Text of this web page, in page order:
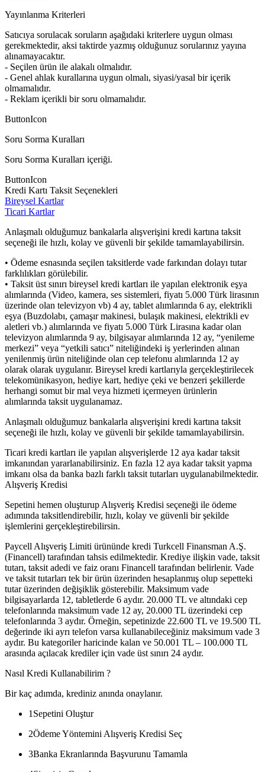
Yayınlanma Kriterleri
Satıcıya sorulacak soruların aşağıdaki kriterlere uygun olması
gerekmektedir, aksi taktirde yazmış olduğunuz sorularınız yayına
alınamayacaktır.
- Seçilen ürün ile alakalı olmalıdır.
- Genel ahlak kurallarına uygun olmalı, siyasi/yasal bir içerik
olmamalıdır.
- Reklam içerikli bir soru olmamalıdır.
ButtonIcon
Soru Sorma Kuralları
Soru Sorma Kuralları içeriği.
ButtonIcon
Kredi Kartı Taksit Seçenekleri
Bireysel Kartlar
Ticari Kartlar
Anlaşmalı olduğumuz bankalarla alışverişini kredi kartına taksit
seçeneği ile hızlı, kolay ve güvenli bir şekilde tamamlayabilirsin.
• Ödeme esnasında seçilen taksitlerde vade farkından dolayı tutar
farklılıkları görülebilir.
• Taksit üst sınırı bireysel kredi kartları ile yapılan elektronik eşya
alımlarında (Video, kamera, ses sistemleri, fiyatı 5.000 Türk lirasının
üzerinde olan televizyon vb) 4 ay, tablet alımlarında 6 ay, elektrikli
eşya (Buzdolabı, çamaşır makinesi, bulaşık makinesi, elektrikli ev
aletleri vb.) alımlarında ve fiyatı 5.000 Türk Lirasına kadar olan
televizyon alımlarında 9 ay, bilgisayar alımlarında 12 ay, “yenileme
merkezi” veya “yetkili satıcı” niteliğindeki iş yerlerinden alınan
yenilenmiş ürün niteliğinde olan cep telefonu alımlarında 12 ay
olarak olarak uygulanır. Bireysel kredi kartlarıyla gerçekleştirilecek
telekomünikasyon, hediye kart, hediye çeki ve benzeri şekillerde
herhangi somut bir mal veya hizmeti içermeyen ürünlerin
alımlarında taksit uygulanamaz.
Anlaşmalı olduğumuz bankalarla alışverişini kredi kartına taksit
seçeneği ile hızlı, kolay ve güvenli bir şekilde tamamlayabilirsin.
Ticari kredi kartları ile yapılan alışverişlerde 12 aya kadar taksit
imkanından yararlanabilirsiniz. En fazla 12 aya kadar taksit yapma
imkanı olsa da banka bazlı farklı taksit tutarları uygulanabilmektedir.
Alışveriş Kredisi
Sepetini hemen oluşturup Alışveriş Kredisi seçeneği ile ödeme
adımında taksitlendirebilir, hızlı, kolay ve güvenli bir şekilde
işlemlerini gerçekleştirebilirsin.
Paycell Alışveriş Limiti ürününde kredi Turkcell Finansman A.Ş.
(Financell) tarafından tahsis edilmektedir. Krediye ilişkin vade, taksit
tutarı, taksit adedi ve faiz oranı Financell tarafından belirlenir. Vade
ve taksit tutarları tek bir ürün üzerinden hesaplanmış olup sepetteki
tutar üzerinden değişiklik gösterebilir. Maksimum vade
bilgisayarlarda 12, tabletlerde 6 aydır. 20.000 TL ve altındaki cep
telefonlarında maksimum vade 12 ay, 20.000 TL üzerindeki cep
telefonlarında 3 aydır. Örneğin, sepetinizde 22.600 TL ve 19.500 TL
değerinde iki ayrı telefon varsa kullanabileceğiniz maksimum vade 3
aydır. Bu kategoriler haricinde kalan ve 50.001 TL – 100.000 TL
arasında açılacak krediler için vade üst sınırı 24 aydır.
Nasıl Kredi Kullanabilirim ?
Bir kaç adımda, krediniz anında onaylanır.
1 Sepetini Oluştur
2Ödeme Yöntemini Alışveriş Kredisi Seç
3Banka Ekranlarında Başvurunu Tamamla